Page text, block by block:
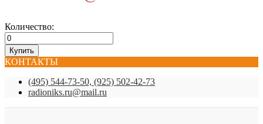
Количество:
КОНТАКТЫ
(495) 544-73-50, (925) 502-42-73
radioniks.ru@mail.ru